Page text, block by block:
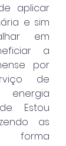
aplicar
e sim
em
a
por
de
Estou
as
forma